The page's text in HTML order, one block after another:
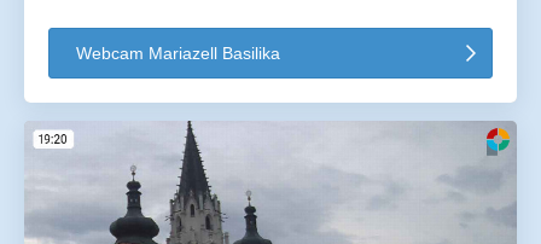
Webcam Mariazell Basilika